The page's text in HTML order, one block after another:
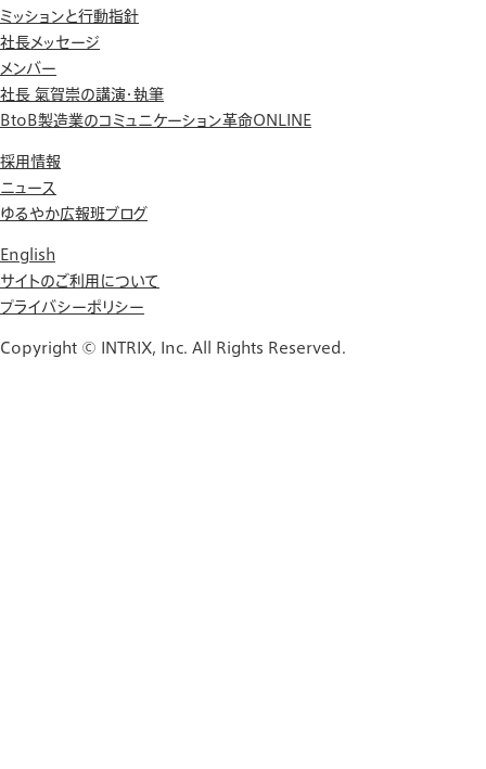
ミッションと行動指針
社長メッセージ
メンバー
社長 氣賀崇の講演・執筆
BtoB製造業のコミュニケーション革命ONLINE
採用情報
ニュース
ゆるやか広報班ブログ
English
サイトのご利用について
プライバシーポリシー
Copyright © INTRIX, Inc. All Rights Reserved.